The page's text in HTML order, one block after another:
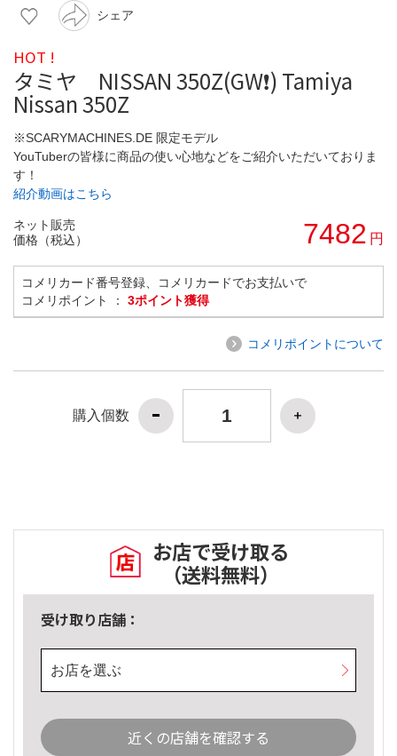
シェア
HOT !
タミヤ NISSAN 350Z(GW❗️) Tamiya
Nissan 350Z
※SCARYMACHINES.DE 限定モデル
YouTuberの皆様に商品の使い心地などをご紹介いただいておりま
す！
紹介動画はこちら
ネット販売
価格（税込）
7482 円
コメリカード番号登録、コメリカードでお支払いで
コメリポイント ： 3ポイント獲得
コメリポイントについて
購入個数
お店で受け取る
（送料無料）
受け取り店舗：
お店を選ぶ
近くの店舗を確認する